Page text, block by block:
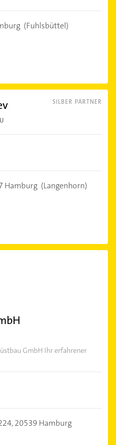
(Fuhlsbüttel)
SILBER PARTNER
Hamburg (Langenhorn)
GmbH Ihr erfahrener
20539 Hamburg